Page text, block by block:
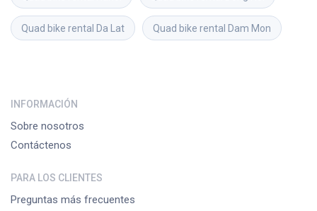
Quad bike rental Da Lat Quad bike rental Dam Mon
INFORMACIÓN
Sobre nosotros
Contáctenos
PARA LOS CLIENTES
Preguntas más frecuentes